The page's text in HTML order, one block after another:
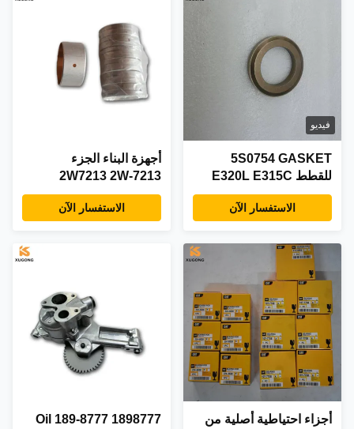
فيديو
5S0754 GASKET
للقطط E320L E315C
الاستفسار الآن
أجهزة البناء الجزء
2W7213 2W-7213
البوشينغ للطبقة 324D
325D 3208 322B
الاستفسار الآن
أجزاء احتياطية أصلية من
1898777 189-8777 Oil